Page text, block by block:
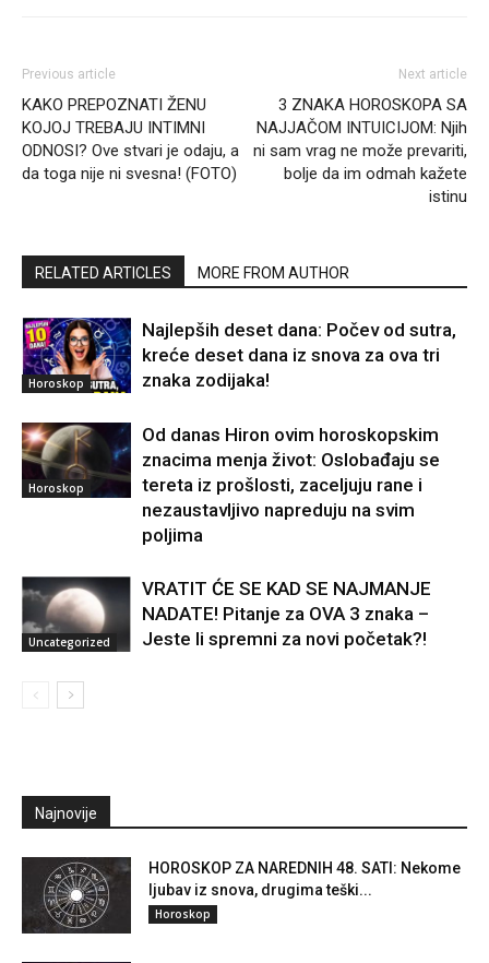
Previous article
KAKO PREPOZNATI ŽENU
KOJOJ TREBAJU INTIMNI
ODNOSI? Ove stvari je odaju, a
da toga nije ni svesna! (FOTO)
Next article
3 ZNAKA HOROSKOPA SA
NAJJAČOM INTUICIJOM: Njih
ni sam vrag ne može prevariti,
bolje da im odmah kažete
istinu
RELATED ARTICLES MORE FROM AUTHOR
Horoskop
Najlepših deset dana: Počev od sutra,
kreće deset dana iz snova za ova tri
znaka zodijaka!
Horoskop
Od danas Hiron ovim horoskopskim
znacima menja život: Oslobađaju se
tereta iz prošlosti, zaceljuju rane i
nezaustavljivo napreduju na svim
poljima
Uncategorized
VRATIT ĆE SE KAD SE NAJMANJE
NADATE! Pitanje za OVA 3 znaka –
Jeste li spremni za novi početak?!
Najnovije
HOROSKOP ZA NAREDNIH 48. SATI: Nekome
ljubav iz snova, drugima teški...
Horoskop